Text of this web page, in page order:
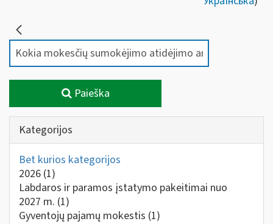
Paieška
Kategorijos
Bet kurios kategorijos
2026 (1)
Labdaros ir paramos įstatymo pakeitimai nuo
2027 m. (1)
Gyventojų pajamų mokestis (1)